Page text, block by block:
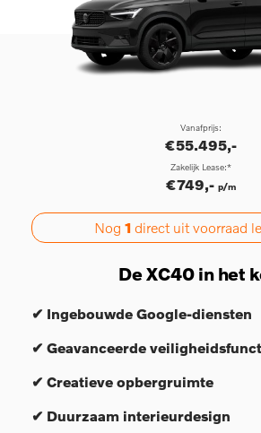
Vanafprijs:
€55.495,-
Zakelijk Lease:*
€749,- p/m
Nog 1 direct uit voorraad
De XC40 in het
✔ Ingebouwde Google-diensten
✔ Geavanceerde
✔ Creatieve opbergruimte
✔ Duurzaam interieurdesign